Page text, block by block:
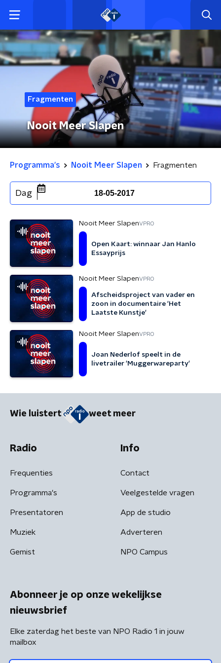
Fragmenten
Nooit Meer Slapen
Programma's Nooit Meer Slapen Fragmenten
Dag 18-05-2017
Nooit Meer SlapenVPRO
Open Kaart: winnaar Jan Hanlo
Essayprijs
Nooit Meer SlapenVPRO
Afscheidsproject van vader en
zoon in documentaire 'Het
Laatste Kunstje'
Nooit Meer SlapenVPRO
Joan Nederlof speelt in de
livetrailer 'Muggerwareparty'
Wie luistert weet meer
Radio
Frequenties
Programma's
Presentatoren
Muziek
Gemist
Info
Contact
Veelgestelde vragen
App de studio
Adverteren
NPO Campus
Abonneer je op onze wekelijkse
nieuwsbrief
Elke zaterdag het beste van NPO Radio 1 in jouw
mailbox